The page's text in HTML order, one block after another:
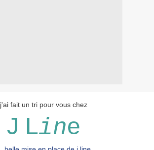
j'ai fait un tri pour vous chez
J Line